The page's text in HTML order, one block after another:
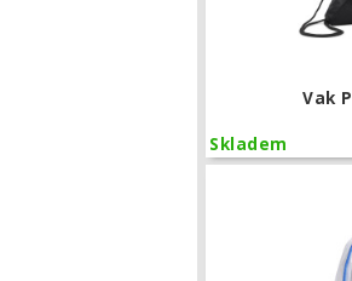
Vak
Skladem